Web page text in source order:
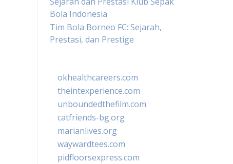
Bola Indonesia
Tim Bola Borneo FC: Sejarah,
Prestasi, dan Prestige
okhealthcareers.com
theintexperience.com
unboundedthefilm.com
catfriends-bg.org
marianlives.org
waywardtees.com
pidfloorsexpress.com